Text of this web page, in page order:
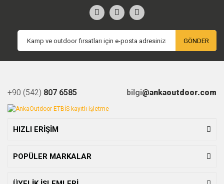
GÖNDER
+90 (542) 807 6585 bilgi@ankaoutdoor.com
HIZLI ERİŞİM
POPÜLER MARKALAR